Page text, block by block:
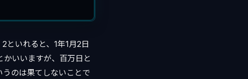
といれると、1年1月2日
かいいますが、百万日と
のは果てしないことで